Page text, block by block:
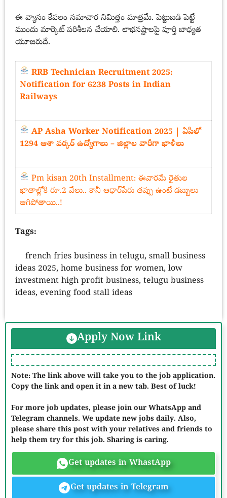
ఈ వ్యాసం కేవలం సమాచార నిమిత్తం మాత్రమే. పెట్టుబడి పెట్టే
ముందు మార్కెట్ పరిశీలన చేయాలి. లాభనష్టాలపై పూర్తి బాధ్యత
యూజరుదే.
RRB Technician Recruitment 2025:
Notification for 6238 Posts in Indian
Railways
AP Asha Worker Notification 2025 | ఏపీలో
1294 ఆశా వర్కర్ ఉద్యోగాలు – జిల్లాల వారీగా ఖాళీలు
Pm kisan 20th Installment: ఈవారమే రైతుల
ఖాతాల్లోకి రూ.2 వేలు.. కానీ ఆధార్‌పేరు తప్పు ఉంటే డబ్బులు
ఆగిపోతాయి..!
Tags:
french fries business in telugu, small business
ideas 2025, home business for women, low
investment high profit business, telugu business
ideas, evening food stall ideas
Apply Now Link
Note: The link above will take you to the job application.
Copy the link and open it in a new tab. Best of luck!
For more job updates, please join our WhatsApp and
Telegram channels. We update new jobs daily. Also,
please share this post with your relatives and friends to
help them try for this job. Sharing is caring.
Get updates in WhastApp
Get updates in Telegram